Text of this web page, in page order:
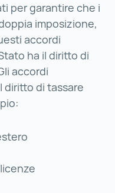
doppia imposizione ()
per garantire che i
imposizione,
accordi
ha il diritto di
accordi
diritto di tassare